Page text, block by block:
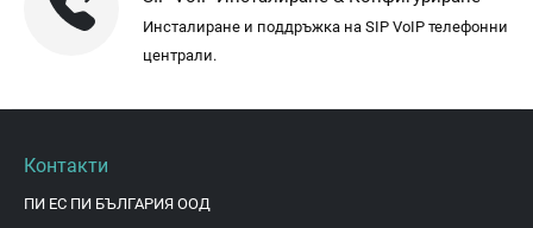
Инсталиране и поддръжка на SIP VoIP телефонни
централи.
Контакти
ПИ ЕС ПИ БЪЛГАРИЯ ООД